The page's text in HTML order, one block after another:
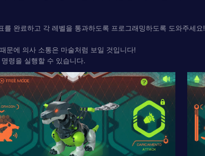
완료하고 각 레벨을 통과하도록 프로그래밍하도록 도와주세요!
문에 의사 소통은 마술처럼 보일 것입니다!
령을 실행할 수 있습니다.